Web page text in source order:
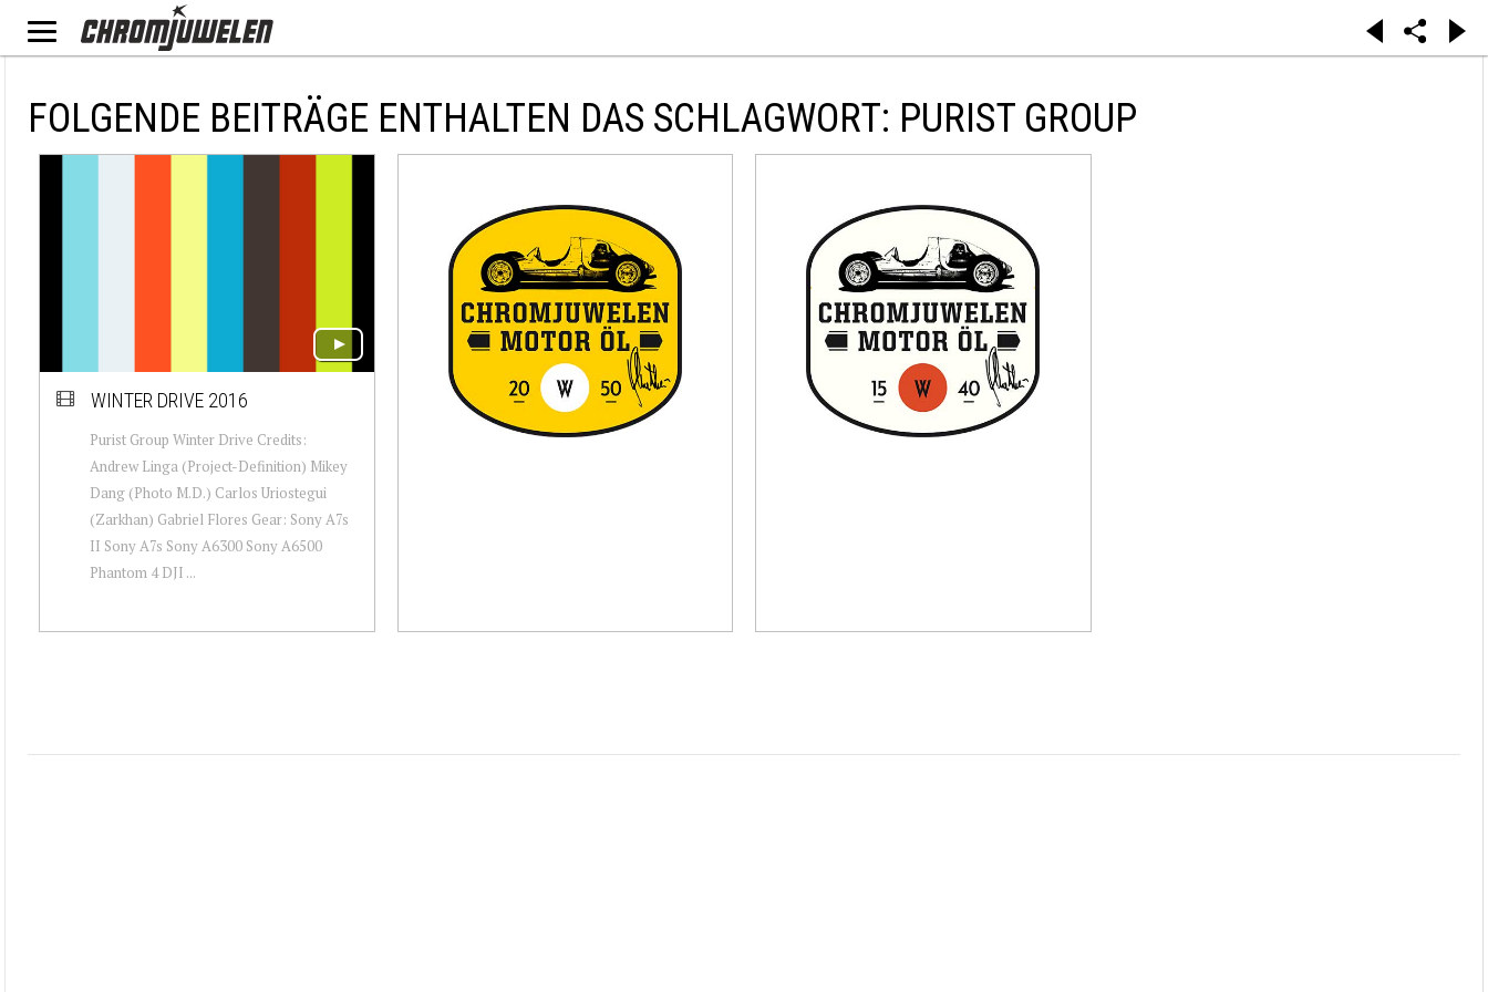
FOLGENDE BEITRÄGE ENTHALTEN DAS SCHLAGWORT: PURIST GROUP
WINTER DRIVE 2016
Purist Group Winter Drive Credits:
Andrew Linga (Project-Definition) Mikey
Dang (Photo M.D.) Carlos Uriostegui
(Zarkhan) Gabriel Flores Gear: Sony A7s
II Sony A7s Sony A6300 Sony A6500
Phantom 4 DJI ...